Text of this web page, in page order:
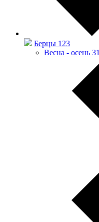
Берцы 123
Весна - осень 31